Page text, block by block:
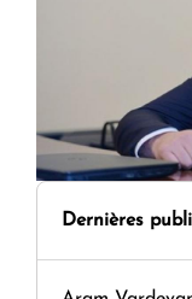
Dernières